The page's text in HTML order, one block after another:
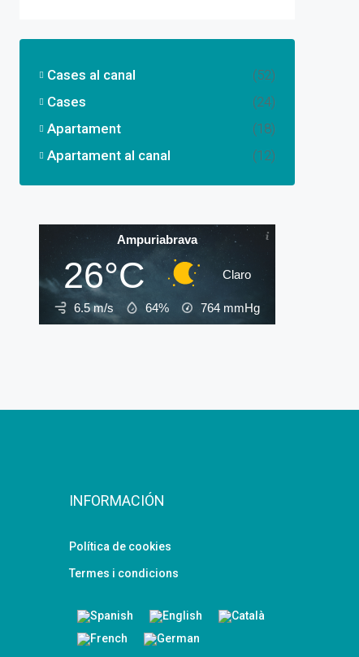
Cases al canal
(52)
Cases
(24)
Apartament
(18)
Apartament al canal
(12)
Ampuriabrava
26°C Claro
6.5 m/s 64% 764 mmHg
INFORMACIÓN
Política de cookies
Termes i condicions